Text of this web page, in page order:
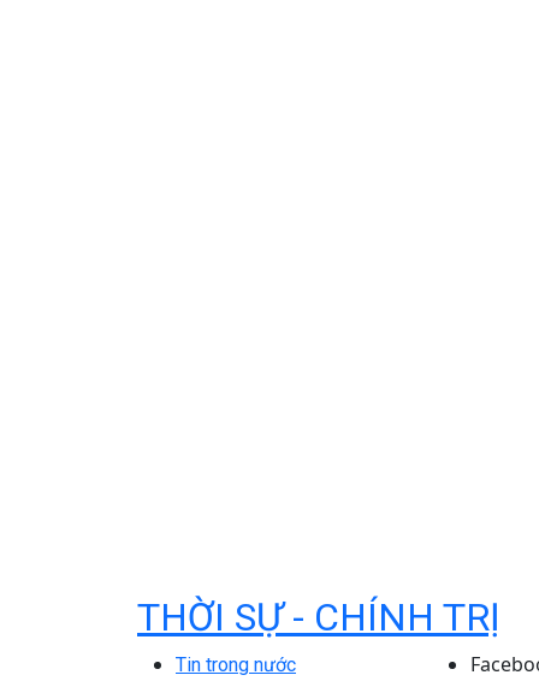
THỜI SỰ - CHÍNH TRỊ
Tin trong nước